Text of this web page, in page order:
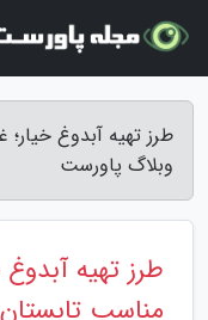
طرز تهیه آبدوغ
وبلاگ پاورست
طرز تهیه
مناسب تابستان